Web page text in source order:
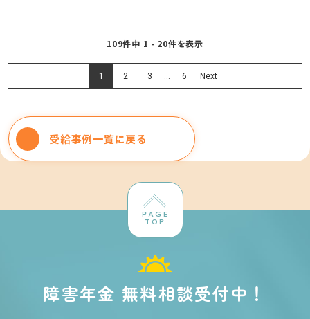
109件中 1 - 20件を表示
1 2 3 6 Next
受給事例一覧に戻る
PAGE
TOP
障害年金 無料相談受付中！